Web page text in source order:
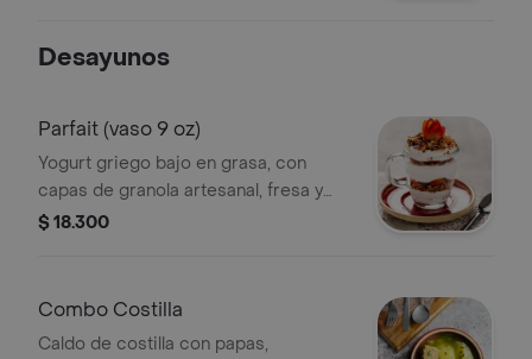
Desayunos
Parfait (vaso 9 oz)
Yogurt griego bajo en grasa, con
capas de granola artesanal, fresa y
banano, coronado con un toque de
$ 18.300
Combo Costilla
Caldo de costilla con papas,